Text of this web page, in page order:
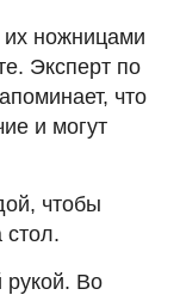
ножницами
Эксперт по
что
и могут
чтобы
стол.
рукой. Во